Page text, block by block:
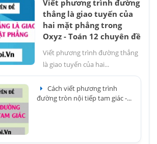
Viết phương trình đường
thẳng là giao tuyến của
hai mặt phẳng trong
Oxyz - Toán 12 chuyên đề
Viết phương trình đường thẳng
là giao tuyến của hai...
Cách viết phương trình
đường tròn nội tiếp tam giác -...